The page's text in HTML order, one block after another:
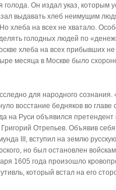
Он издал указ, которым
выдавать хлеб неимущим
хлеба на всех не хватало.
голодных людей по
хлеба на всех прибывших не
месяца в Москве было
для народного сознания.
восстание бедняков во главе
на Руси объявился претендент
Отрепьев. Объявив
III, вступил на землю
но был остановлен
1605 года произошло
который встал на его